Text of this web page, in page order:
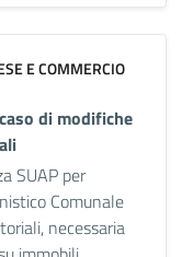
E COMMERCIO
di modifiche
SUAP per
Comunale
necessaria